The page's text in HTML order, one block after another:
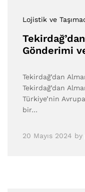
Lojistik ve
Gönderimi
Tekirdağ’dan
Tekirdağ’dan
Türkiye’nin
bir…
20 Mayıs 2024 by